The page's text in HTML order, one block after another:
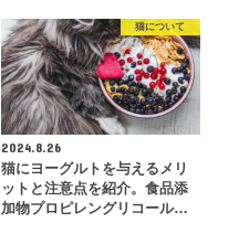
猫について
2024.8.26
猫にヨーグルトを与えるメリ
ットと注意点を紹介。食品添
加物プロピレングリコール…